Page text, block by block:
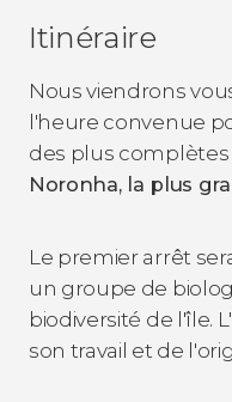
Itinéraire
Nous viendrons
l'heure convenue
des plus complètes
Noronha, la plus
Le premier arrêt
un groupe de
biodiversité de l'île.
son travail et de